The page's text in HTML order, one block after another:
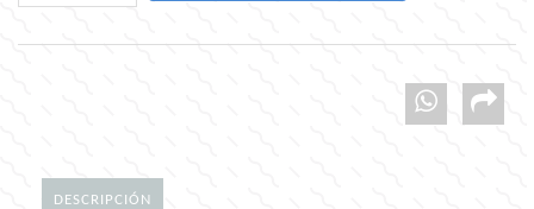
DESCRIPCIÓN